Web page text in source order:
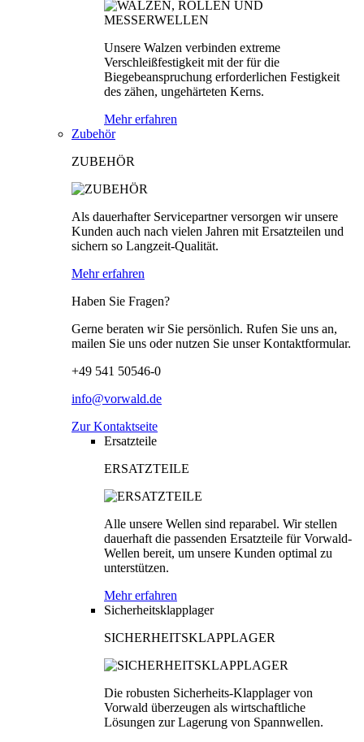
Unsere Walzen verbinden extreme
Verschleißfestigkeit mit der für die
Biegebeanspruchung erforderlichen Festigkeit
des zähen, ungehärteten Kerns.
Mehr erfahren
Zubehör
ZUBEHÖR
Als dauerhafter Servicepartner versorgen wir unsere
Kunden auch nach vielen Jahren mit Ersatzteilen und
sichern so Langzeit-Qualität.
Mehr erfahren
Haben Sie Fragen?
Gerne beraten wir Sie persönlich. Rufen Sie uns an,
mailen Sie uns oder nutzen Sie unser Kontaktformular.
+49 541 50546-0
info@vorwald.de
Zur Kontaktseite
Ersatzteile
ERSATZTEILE
Alle unsere Wellen sind reparabel. Wir stellen
dauerhaft die passenden Ersatzteile für Vorwald-
Wellen bereit, um unsere Kunden optimal zu
unterstützen.
Mehr erfahren
Sicherheitsklapplager
SICHERHEITSKLAPPLAGER
Die robusten Sicherheits-Klapplager von
Vorwald überzeugen als wirtschaftliche
Lösungen zur Lagerung von Spannwellen.